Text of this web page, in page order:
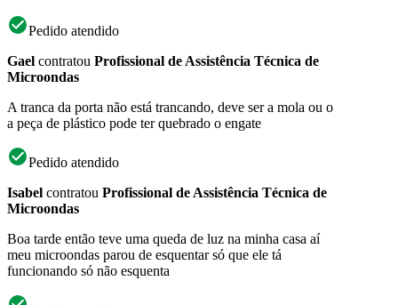
Pedido atendido
Gael contratou Profissional de Assistência Técnica de
Microondas
A tranca da porta não está trancando, deve ser a mola ou o
a peça de plástico pode ter quebrado o engate
Pedido atendido
Isabel contratou Profissional de Assistência Técnica de
Microondas
Boa tarde então teve uma queda de luz na minha casa aí
meu microondas parou de esquentar só que ele tá
funcionando só não esquenta